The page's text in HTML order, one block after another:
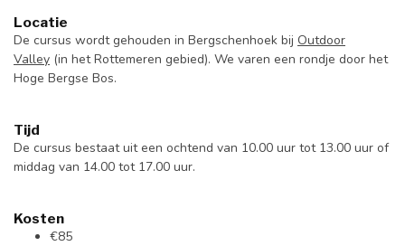
Locatie
De cursus wordt gehouden in Bergschenhoek bij Outdoor
Valley (in het Rottemeren gebied). We varen een rondje door het
Hoge Bergse Bos.
Tijd
De cursus bestaat uit een ochtend van 10.00 uur tot 13.00 uur of
middag van 14.00 tot 17.00 uur.
Kosten
€85